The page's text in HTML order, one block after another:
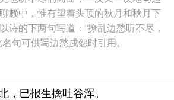
赖中，惟有望着头顶的秋月和秋月下
诗的下两句写道：“撩乱边愁听不尽，
句可供写边愁戍怨时引用。
，巳报生擒吐谷浑。